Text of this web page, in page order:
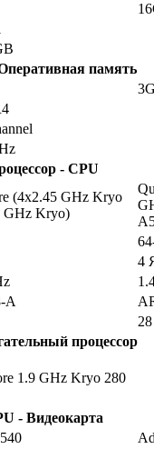
память
- CPU
(4x2.45 GHz Kryo
GHz Kryo)
4
A
процессор
1.9 GHz Kryo 280
- Видеокарта